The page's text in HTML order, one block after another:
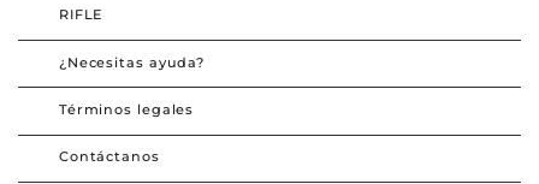
RIFLE
¿Necesitas ayuda?
Términos legales
Contáctanos